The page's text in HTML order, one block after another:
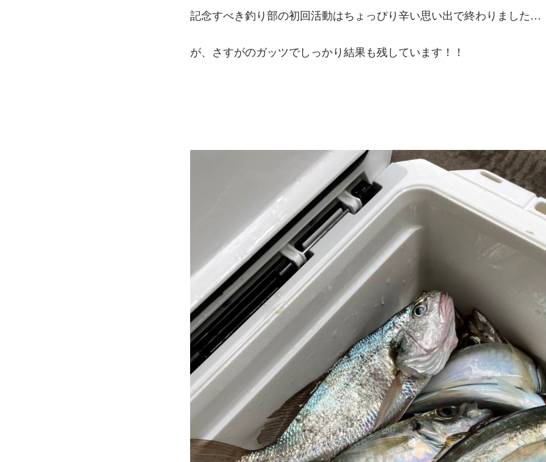
記念すべき釣り部の初回活動はちょっぴり辛い思い出で終わりました…
が、さすがのガッツでしっかり結果も残しています！！